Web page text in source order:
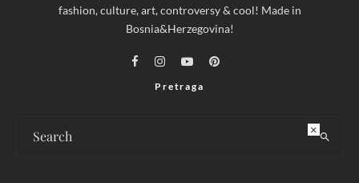
fashion, culture, art, controversy & cool! Made in
Bosnia&Herzegovina!
Pretraga
×